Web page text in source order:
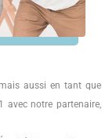
aussi en tant que
avec notre partenaire,